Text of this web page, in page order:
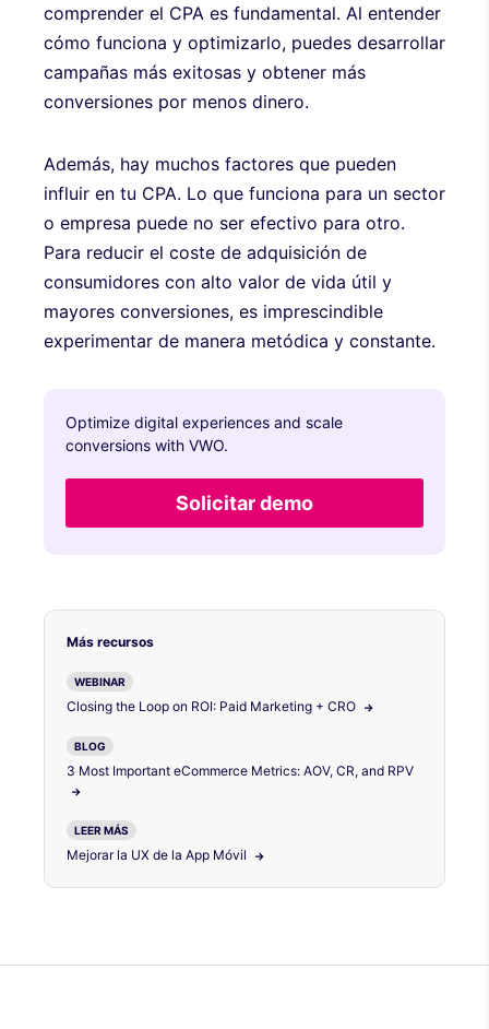
comprender el CPA es fundamental. Al entender
cómo funciona y optimizarlo, puedes desarrollar
campañas más exitosas y obtener más
conversiones por menos dinero.
Además, hay muchos factores que pueden
influir en tu CPA. Lo que funciona para un sector
o empresa puede no ser efectivo para otro.
Para reducir el coste de adquisición de
consumidores con alto valor de vida útil y
mayores conversiones, es imprescindible
experimentar de manera metódica y constante.
Optimize digital experiences and scale
conversions with VWO.
Solicitar demo
Más recursos
WEBINAR
Closing the Loop on ROI: Paid Marketing + CRO
BLOG
3 Most Important eCommerce Metrics: AOV, CR, and RPV
LEER MÁS
Mejorar la UX de la App Móvil